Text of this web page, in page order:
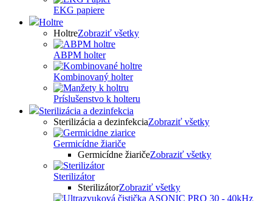
EKG papiere
Holtre
HoltreZobraziť všetky
ABPM holter
Kombinovaný holter
Príslušenstvo k holteru
Sterilizácia a dezinfekcia
Sterilizácia a dezinfekciaZobraziť všetky
Germicídne žiariče
Germicídne žiaričeZobraziť všetky
Sterilizátor
SterilizátorZobraziť všetky